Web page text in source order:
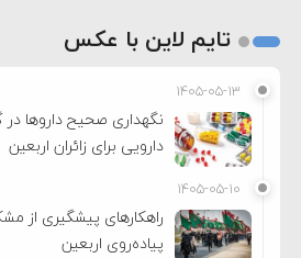
تایم لاین با عکس
۱۴۰۵-۰۵-۱۳
نگهداری صحیح داروها
دارویی برای زائران اربعین
۱۴۰۵-۰۵-۱۰
راهکارهای پیشگیری از
پیاده‌روی اربعین